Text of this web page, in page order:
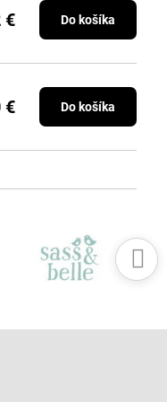
€ Do košíka
€ Do košíka